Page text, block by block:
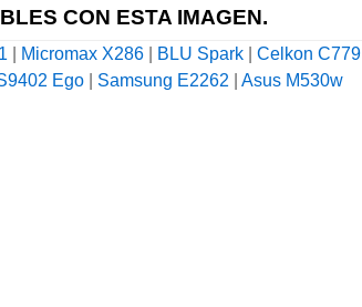
CON ESTA IMAGEN.
Micromax X286 BLU Spark Celkon C779
Ego| Samsung E2262 Asus M530w